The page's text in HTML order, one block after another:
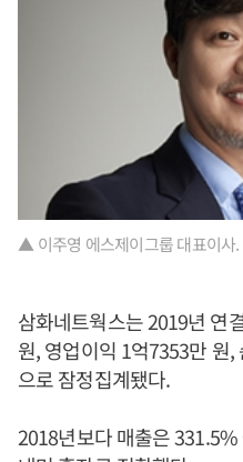
▲ 이주영 에스제이그룹 대표이사.
삼화네트웍스는 2019년 연
원, 영업이익 1억7353만 원
으로 잠정집계됐다.
2018년보다 매출은